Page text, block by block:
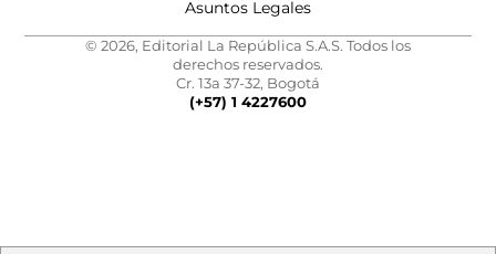
Asuntos Legales
© 2026, Editorial La República S.A.S. Todos los
derechos reservados.
Cr. 13a 37-32, Bogotá
(+57) 1 4227600